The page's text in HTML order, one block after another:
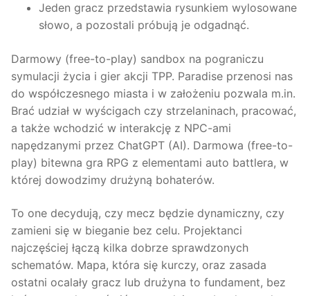
Jeden gracz przedstawia rysunkiem wylosowane
słowo, a pozostali próbują je odgadnąć.
Darmowy (free-to-play) sandbox na pograniczu
symulacji życia i gier akcji TPP. Paradise przenosi nas
do współczesnego miasta i w założeniu pozwala m.in.
Brać udział w wyścigach czy strzelaninach, pracować,
a także wchodzić w interakcję z NPC-ami
napędzanymi przez ChatGPT (AI). Darmowa (free-to-
play) bitewna gra RPG z elementami auto battlera, w
której dowodzimy drużyną bohaterów.
To one decydują, czy mecz będzie dynamiczny, czy
zamieni się w bieganie bez celu. Projektanci
najczęściej łączą kilka dobrze sprawdzonych
schematów. Mapa, która się kurczy, oraz zasada
ostatni ocalały gracz lub drużyna to fundament, bez